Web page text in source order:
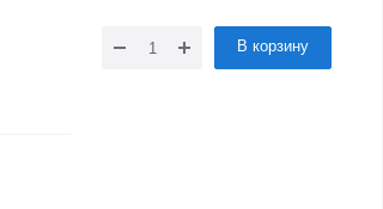
В корзину